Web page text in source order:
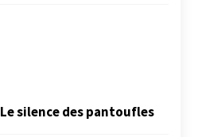
Le silence des pantoufles